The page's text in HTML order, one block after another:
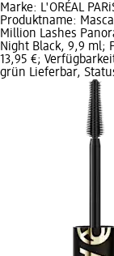
Marke: L'ORÉAL
Produktname:
Million Lashes
Night Black, 9,9 ml;
13,95 €;
grün Lieferbar,